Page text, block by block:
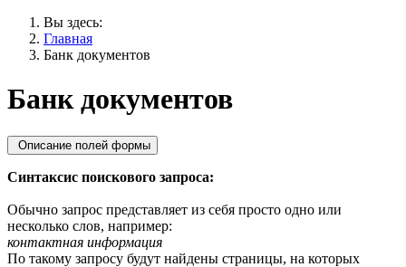
Вы здесь:
Главная
Банк документов
Банк документов
Описание полей формы
Синтаксис поискового запроса:
Обычно запрос представляет из себя просто одно или
несколько слов, например:
контактная информация
По такому запросу будут найдены страницы, на которых